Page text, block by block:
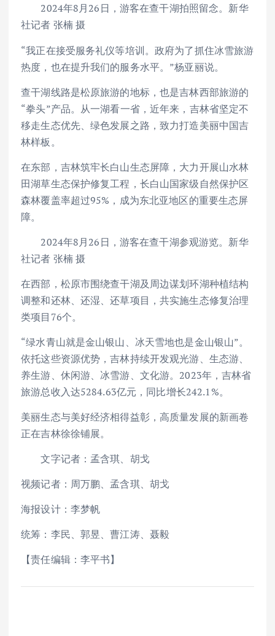
2024年8月26日，游客在查干湖拍照留念。新华
社记者 张楠 摄
“我正在接受服务礼仪等培训。政府为了抓住冰雪旅游
热度，也在提升我们的服务水平。”杨亚丽说。
查干湖线路是松原旅游的地标，也是吉林西部旅游的
“拳头”产品。从一湖看一省，近年来，吉林省坚定不
移走生态优先、绿色发展之路，致力打造美丽中国吉
林样板。
在东部，吉林筑牢长白山生态屏障，大力开展山水林
田湖草生态保护修复工程，长白山国家级自然保护区
森林覆盖率超过95%，成为东北亚地区的重要生态屏
障。
2024年8月26日，游客在查干湖参观游览。新华
社记者 张楠 摄
在西部，松原市围绕查干湖及周边谋划环湖种植结构
调整和还林、还湿、还草项目，共实施生态修复治理
类项目76个。
“绿水青山就是金山银山、冰天雪地也是金山银山”。
依托这些资源优势，吉林持续开发观光游、生态游、
养生游、休闲游、冰雪游、文化游。2023年，吉林省
旅游总收入达5284.63亿元，同比增长242.1%。
美丽生态与美好经济相得益彰，高质量发展的新画卷
正在吉林徐徐铺展。
文字记者：孟含琪、胡戈
视频记者：周万鹏、孟含琪、胡戈
海报设计：李梦帆
统筹：李民、郭昱、曹江涛、聂毅
【责任编辑：李平书】